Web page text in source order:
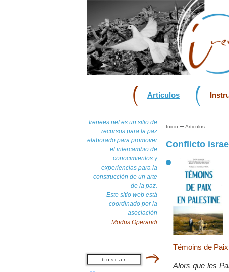
Articulos
Irenees.net es un sitio de
recursos para la paz
elaborado para promover
el intercambio de
conocimientos y
experiencias para la
construcción de un arte
de la paz.
Este sitio web está
coordinado por la
asociación
Modus Operandi
Inicio Articulos
Conflicto
Témoins de
Alors que les